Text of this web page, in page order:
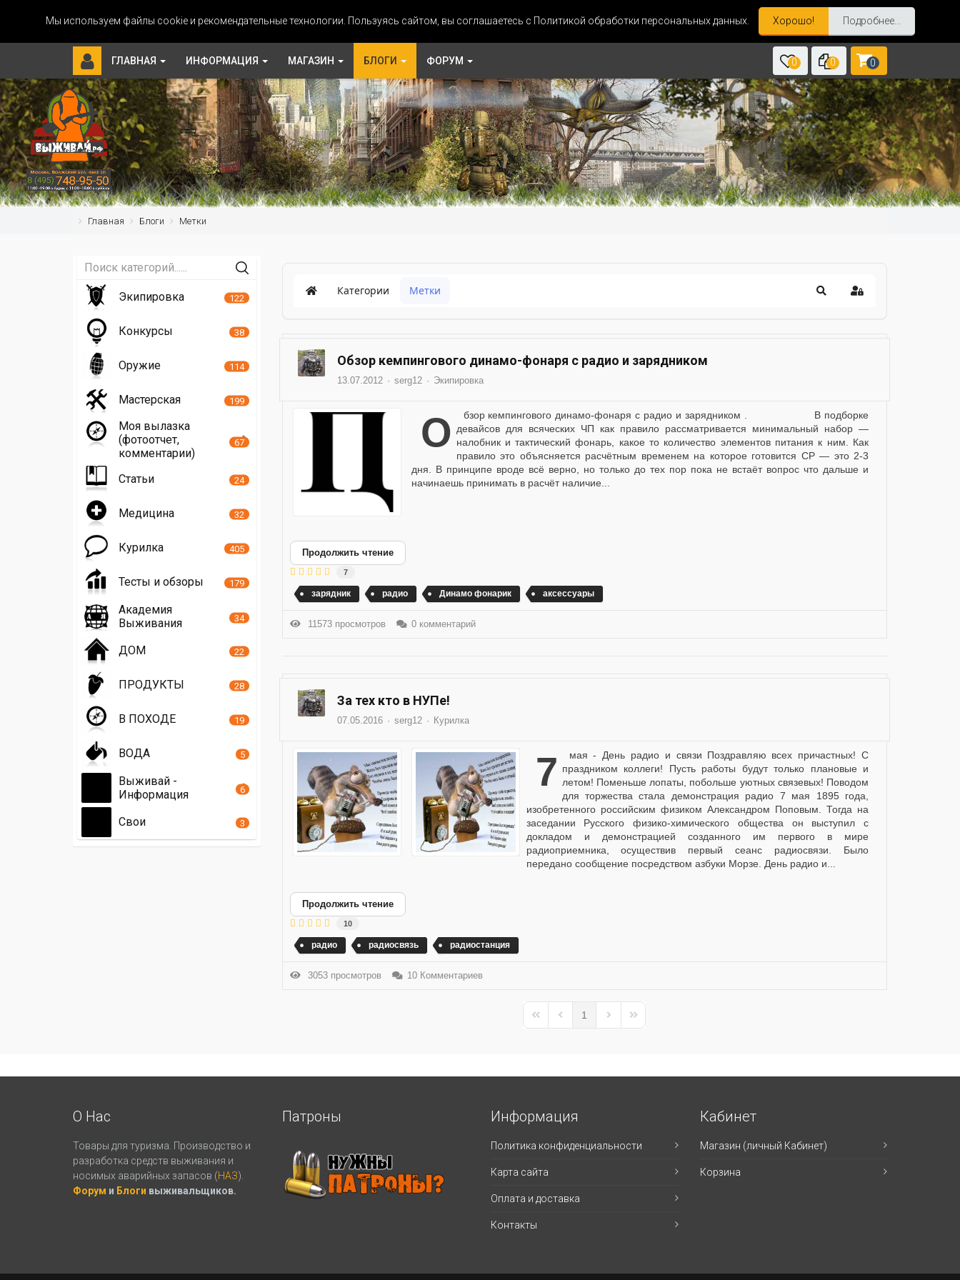
Мы используем файлы cookie и рекомендательные технологии. Пользуясь сайтом, вы соглашаетесь с Политикой обработки персональных данных. Хорошо! Подробнее...
ГЛАВНАЯ ИНФОРМАЦИЯ МАГАЗИН БЛОГИ ФОРУМ 0 0 0
Главная Блоги Метки
Категории Метки
Обзор кемпингового динамо-фонаря с радио и зарядником
13.07.2012 serg12 Экипировка
Обзор кемпингового динамо-фонаря с радио и зарядником . В подборке девайсов для всяческих ЧП как правило рассматривается минимальный набор —
налобник и тактический фонарь, какое то количество элементов питания к ним. Как
правило это объясняется расчётным временем на которое готовится СР — это 2-3
дня. В принципе вроде всё верно, но только до тех пор пока не встаёт вопрос что дальше и
начинаешь принимать в расчёт наличие...
Продолжить чтение
7
зарядник радио Динамо фонарик аксессуары
11573 просмотров 0 комментарий
За тех кто в НУПе!
07.05.2016 serg12 Курилка
7 мая - День радио и связи Поздравляю всех причастных! С праздником коллеги! Пусть работы будут только плановые и
летом! Поменьше лопаты, побольше уютных связевых! Поводом
для торжества стала демонстрация радио 7 мая 1895 года,
изобретенного российским физиком Александром Поповым. Тогда на
заседании Русского физико-химического общества он выступил с
докладом и демонстрацией созданного им первого в мире
радиоприемника, осуществив первый сеанс радиосвязи. Было
передано сообщение посредством азбуки Морзе. День радио и...
Продолжить чтение
10
радио радиосвязь радиостанция
3053 просмотров 10 Комментариев
First PagePrevious Page
1
Next PageLast Page
Экипировка 122
Конкурсы 38
Оружие 114
Мастерская 199
Моя вылазка
(фотоотчет,
комментарии)
67
Статьи 24
Медицина 32
Курилка 405
Тесты и обзоры 179
Академия
Выживания
34
ДОМ 22
ПРОДУКТЫ 28
В ПОХОДЕ 19
ВОДА 5
Выживай -
Информация
6
Свои 3
О Нас
Товары для туризма. Производство и
разработка средств выживания и
носимых аварийных запасов (НАЗ).
Форум и Блоги выживальщиков.
Патроны Информация
Политика конфиденциальности
Карта сайта
Оплата и доставка
Контакты
Кабинет
Магазин (личный Кабинет)
Корзина